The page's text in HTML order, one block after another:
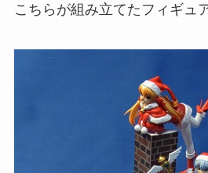
こちらが組み立てたフィギュア